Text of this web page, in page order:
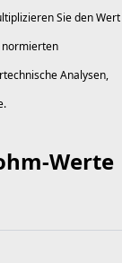
Sie den
normierten
Analysen,
Werte